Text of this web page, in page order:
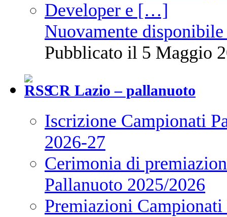
Nuovamente
Pubblicato il 5 Maggio
CR Lazio – pallanuoto
Iscrizione Campionati
2026-27
Cerimonia di
Pallanuoto 2025/2026
Premiazioni